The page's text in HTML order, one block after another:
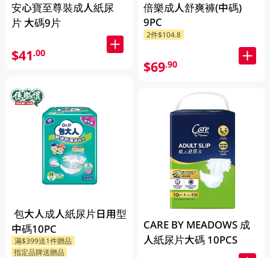
安心寶至尊裝成人紙尿
片 大碼9片
$41.00
包大人成人紙尿片日用型
中碼10PC
滿$399送1件贈品
指定品牌送贈品
倍樂成人舒爽褲(中碼)
9PC
2件$104.8
$69.90
CARE BY MEADOWS 成
人紙尿片大碼 10PCS